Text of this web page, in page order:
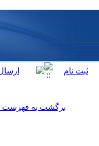
برگشت به فهرست